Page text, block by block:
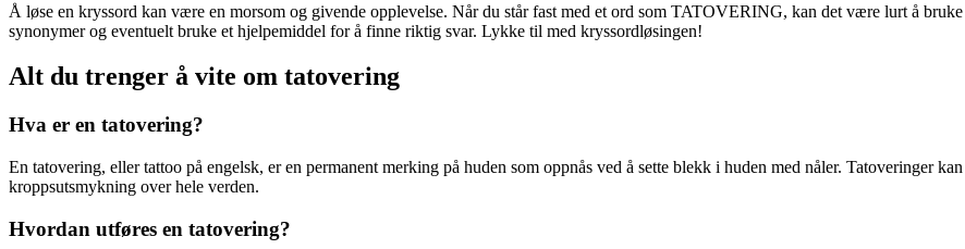
Å løse en kryssord kan være en morsom og givende opplevelse. Når du står fast med et ord som TATOVERING, kan det være lurt å bruke
synonymer og eventuelt bruke et hjelpemiddel for å finne riktig svar. Lykke til med kryssordløsingen!
Alt du trenger å vite om tatovering
Hva er en tatovering?
En tatovering, eller tattoo på engelsk, er en permanent merking på huden som oppnås ved å sette blekk i huden med nåler. Tatoveringer
kroppsutsmykning over hele verden.
Hvordan utføres en tatovering?